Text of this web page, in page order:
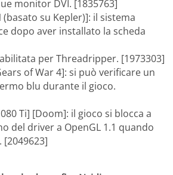
monitor DVI. [1835763]
(basato su Kepler)]: il sistema
dopo aver installato la scheda
per Threadripper. [1973303]
of War 4]: si può verificare un
blu durante il gioco.
Ti] [Doom]: il gioco si blocca a
del driver a OpenGL 1.1 quando
[2049623]